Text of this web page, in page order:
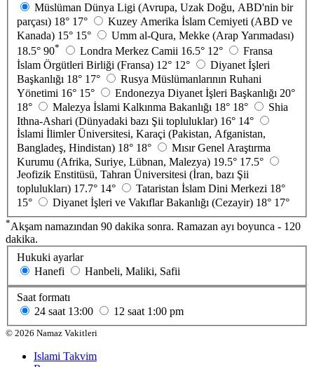
Müslüman Dünya Ligi (Avrupa, Uzak Doğu, ABD'nin bir
parçası) 18° 17°
Kuzey Amerika İslam Cemiyeti (ABD ve
Kanada) 15° 15°
Umm al-Qura, Mekke (Arap Yarımadası)
18.5° 90* Londra Merkez Camii 16.5° 12°
Fransa
İslam Örgütleri Birliği (Fransa) 12° 12°
Diyanet İşleri
Başkanlığı 18° 17°
Rusya Müslümanlarının Ruhani
Yönetimi 16° 15° Endonezya Diyanet İşleri Başkanlığı 20°
18°
Malezya İslami Kalkınma Bakanlığı 18° 18°
Shia
Ithna-Ashari (Dünyadaki bazı Şii topluluklar) 16° 14°
İslami İlimler Üniversitesi, Karaçi (Pakistan, Afganistan,
Bangladeş, Hindistan) 18° 18°
Mısır Genel Araştırma
Kurumu (Afrika, Suriye, Lübnan, Malezya) 19.5° 17.5°
Jeofizik Enstitüsü, Tahran Üniversitesi (İran, bazı Şii
toplulukları) 17.7° 14° Tataristan İslam Dini Merkezi 18°
15°
Diyanet İşleri ve Vakıflar Bakanlığı (Cezayir) 18° 17°
*Akşam namazından 90 dakika sonra. Ramazan ayı boyunca - 120
dakika.
Hukuki ayarlar
Hanefi
Hanbeli, Maliki, Safii
Saat formatı
24 saat 13:00 12 saat 1:00 pm
© 2026 Namaz Vakitleri
Islami Takvim